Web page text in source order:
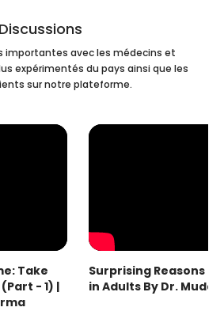
Discussions
importantes avec les médecins et
expérimentés du pays ainsi que les
sur notre plateforme.
Take
- 1) |
Surprising Reasons
in Adults By Dr.